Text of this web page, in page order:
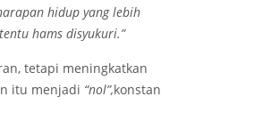
hidup yang lebih
hams disyukuri.”
tetapi meningkatkan
itu menjadi “nol”,konstan